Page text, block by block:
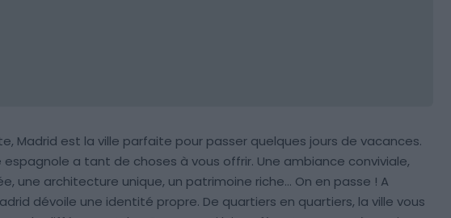
Madrid est la ville parfaite pour passer quelques jours de vacances.
a tant de choses à vous offrir. Une ambiance conviviale,
une architecture unique, un patrimoine riche… On en passe ! A
dévoile une identité propre. De quartiers en quartiers, la ville vous